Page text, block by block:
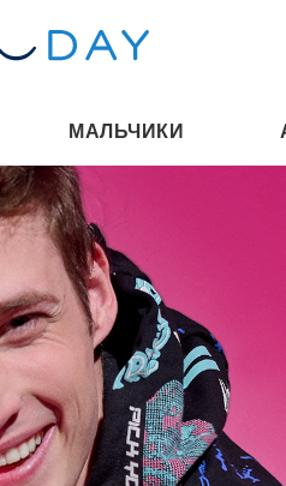
МАЛЬЧИКИ